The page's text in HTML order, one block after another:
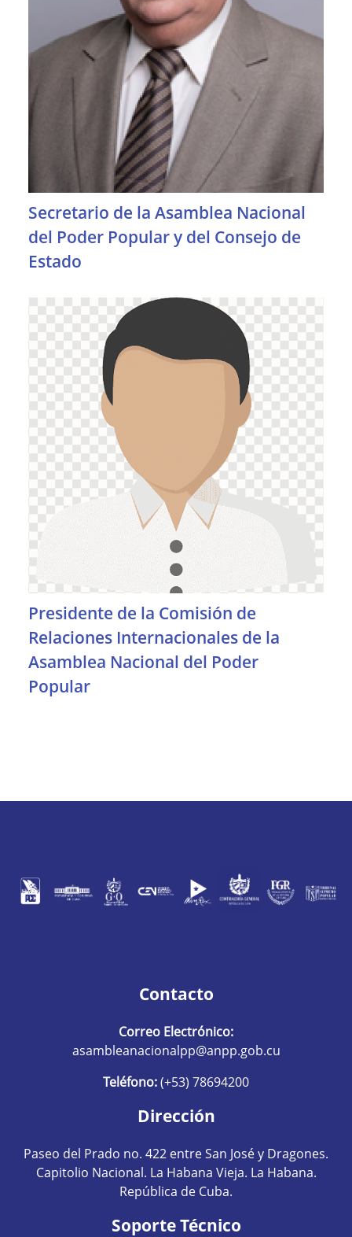
Secretario de la Asamblea Nacional
del Poder Popular y del Consejo de
Estado
Presidente de la Comisión de
Relaciones Internacionales de la
Asamblea Nacional del Poder
Popular
Contacto
Correo Electrónico:
asambleanacionalpp@anpp.gob.cu
Teléfono:(+53) 78694200
Dirección
Paseo del Prado no. 422 entre San José y Dragones.
Capitolio Nacional. La Habana Vieja. La Habana.
República de Cuba.
Soporte Técnico